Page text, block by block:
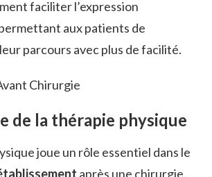
faciliter l’expression
aux patients de
parcours avec plus de facilité.
de la thérapie physique
joue un rôle essentiel dans le
après une chirurgie,